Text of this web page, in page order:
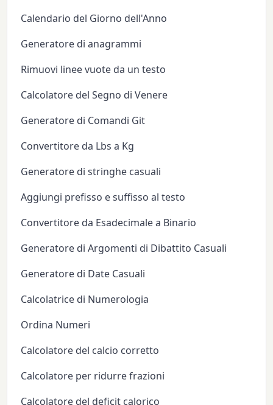
Calendario del Giorno dell'Anno
Generatore di anagrammi
Rimuovi linee vuote da un testo
Calcolatore del Segno di Venere
Generatore di Comandi Git
Convertitore da Lbs a Kg
Generatore di stringhe casuali
Aggiungi prefisso e suffisso al testo
Convertitore da Esadecimale a Binario
Generatore di Argomenti di Dibattito Casuali
Generatore di Date Casuali
Calcolatrice di Numerologia
Ordina Numeri
Calcolatore del calcio corretto
Calcolatore per ridurre frazioni
Calcolatore del deficit calorico